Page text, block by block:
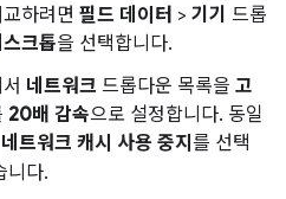
하려면 필드 데이터 > 기기 드롭
스크톱을 선택합니다.
네트워크 드롭다운 목록을 고
20배 감속으로 설정합니다. 동일
네트워크 캐시 사용 중지 를 선택
니다.